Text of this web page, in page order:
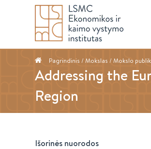
Pagrindinis / Mokslas / Mokslo
Addressing the
Region
Išorinės nuorodos